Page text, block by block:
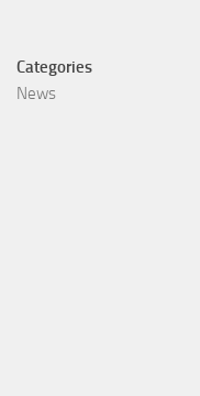
Categories
News